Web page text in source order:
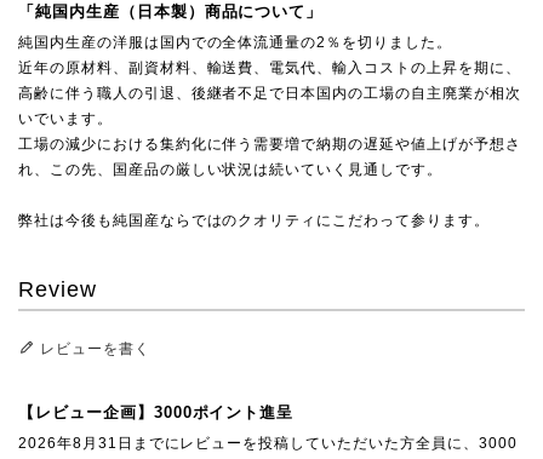
「純国内生産（日本製）商品について」
純国内生産の洋服は国内での全体流通量の2％を切りました。
近年の原材料、副資材料、輸送費、電気代、輸入コストの上昇を期に、
高齢に伴う職人の引退、後継者不足で日本国内の工場の自主廃業が相次
いでいます。
工場の減少における集約化に伴う需要増で納期の遅延や値上げが予想さ
れ、この先、国産品の厳しい状況は続いていく見通しです。
弊社は今後も純国産ならではのクオリティにこだわって参ります。
Review
レビューを書く
【レビュー企画】3000ポイント進呈
2026年8月31日までにレビューを投稿していただいた方全員に、3000